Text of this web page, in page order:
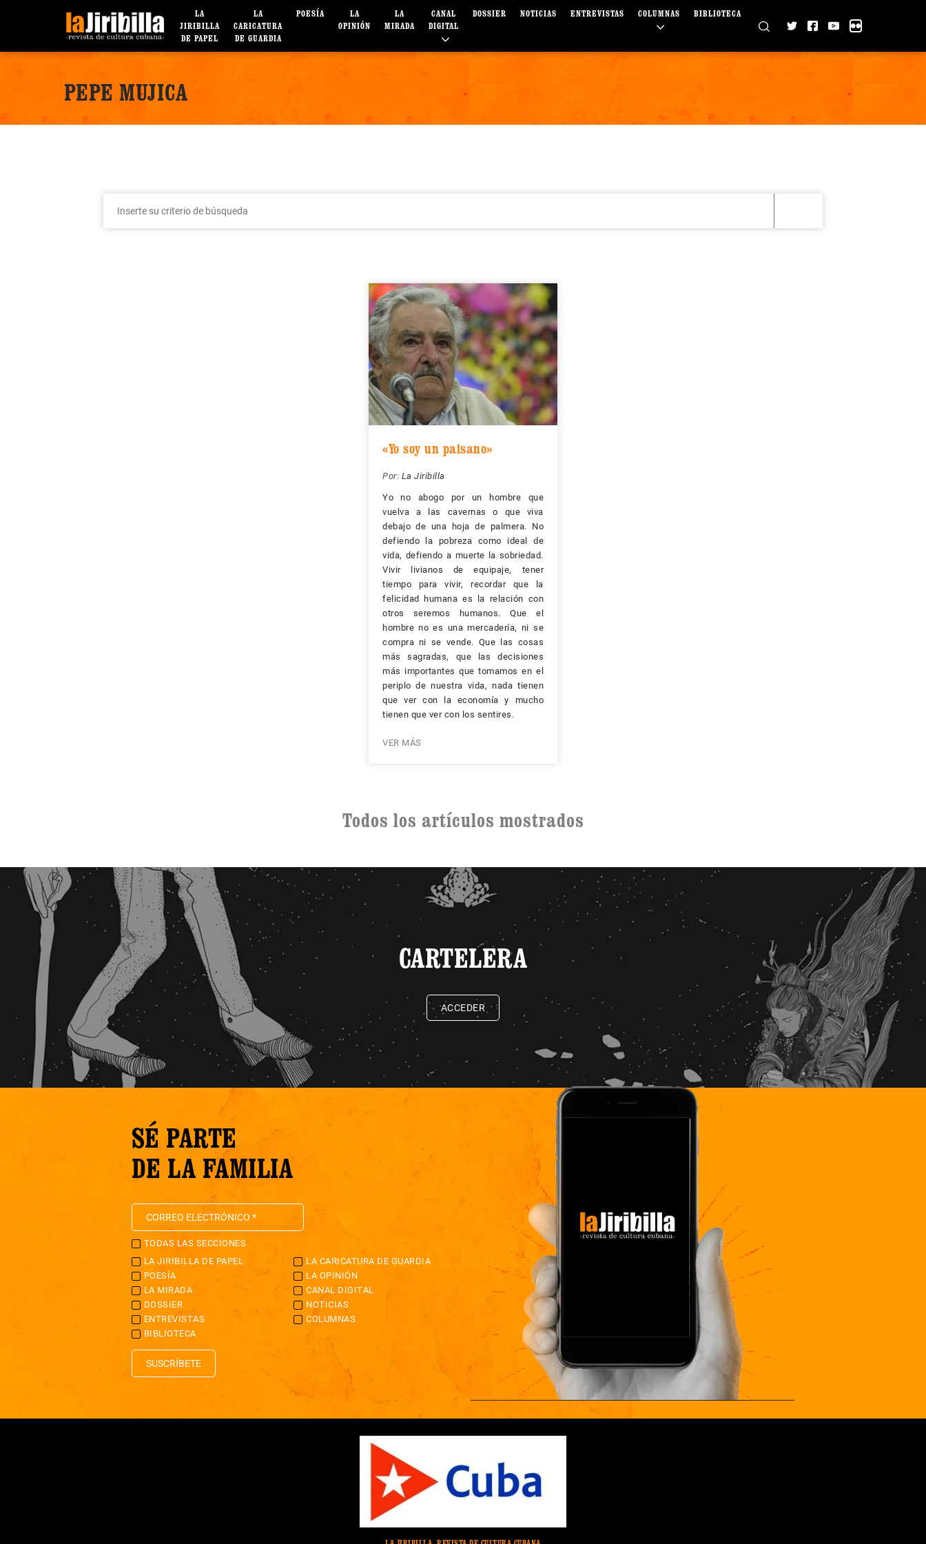
LA
JIRIBILLA
DE PAPEL
LA
CARICATURA
DE GUARDIA
POESÍA
LA
OPINIÓN
LA
MIRADA
CANAL
DIGITAL
DOSSIER NOTICIAS ENTREVISTAS COLUMNAS BIBLIOTECA
PEPE MUJICA
«Yo soy un paisano»
Por: La Jiribilla
Yo no abogo por un hombre que
vuelva a las cavernas o que viva
debajo de una hoja de palmera. No
defiendo la pobreza como ideal de
vida, defiendo a muerte la sobriedad.
Vivir livianos de equipaje, tener
tiempo para vivir, recordar que la
felicidad humana es la relación con
otros seremos humanos. Que el
hombre no es una mercadería, ni se
compra ni se vende. Que las cosas
más sagradas, que las decisiones
más importantes que tomamos en el
periplo de nuestra vida, nada tienen
que ver con la economía y mucho
tienen que ver con los sentires.
VER MÁS
Todos los artículos mostrados
CARTELERA
ACCEDER
SÉ PARTE
DE LA FAMILIA
TODAS LAS SECCIONES
LA JIRIBILLA DE PAPEL
LA CARICATURA DE GUARDIA
POESÍA
LA OPINIÓN
LA MIRADA
CANAL DIGITAL
DOSSIER
NOTICIAS
ENTREVISTAS
COLUMNAS
BIBLIOTECA
SUSCRÍBETE